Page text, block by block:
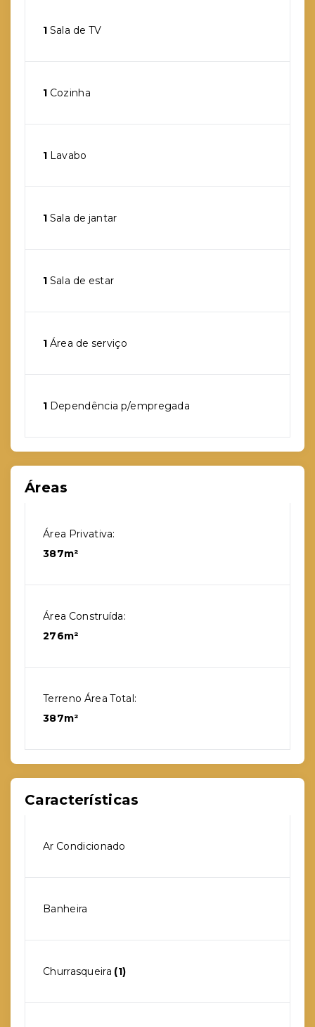
1 Sala de TV
1 Cozinha
1 Lavabo
1 Sala de jantar
1 Sala de estar
1 Área de serviço
1 Dependência p/empregada
Áreas
Área Privativa:
387m²
Área Construída:
276m²
Terreno Área Total:
387m²
Características
Ar Condicionado
Banheira
Churrasqueira (1)